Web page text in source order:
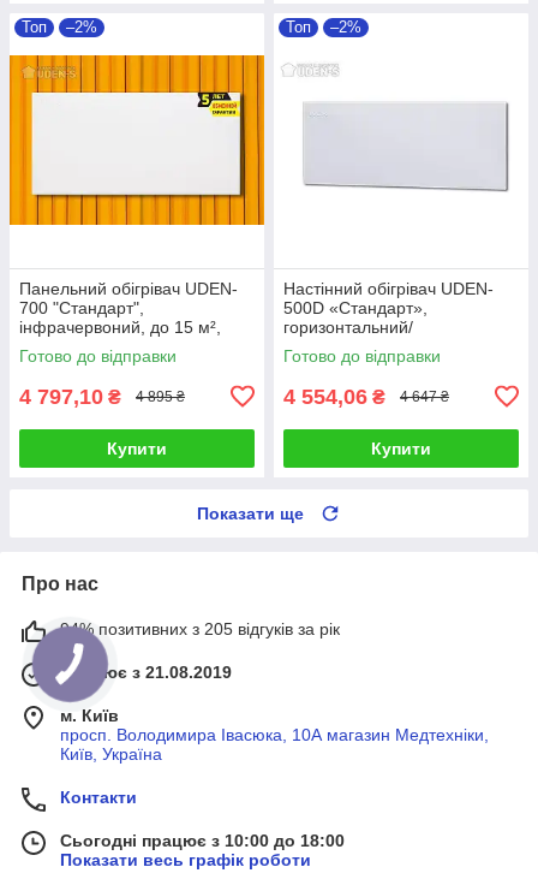
Топ –2%
Панельний обігрівач UDEN-
700 "Стандарт",
інфрачервоний, до 15 м²,
настінний, без кабелю
Готово до відправки
4 797,10 ₴ 4 895 ₴
Купити
Топ –2%
Настінний обігрівач UDEN-
500D «Стандарт»,
горизонтальний/
вертикальний монтаж
Готово до відправки
4 554,06 ₴ 4 647 ₴
Купити
Показати ще
Про нас
94% позитивних з 205 відгуків за рік
Працює з 21.08.2019
м. Київ
просп. Володимира Івасюка, 10А магазин Медтехніки,
Київ, Україна
Контакти
Сьогодні працює з 10:00 до 18:00
Показати весь графік роботи